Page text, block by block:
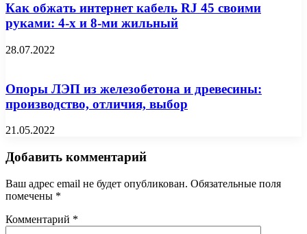
Как обжать интернет кабель RJ 45 своими
руками: 4-х и 8-ми жильный
28.07.2022
Опоры ЛЭП из железобетона и древесины:
производство, отличия, выбор
21.05.2022
Добавить комментарий
Ваш адрес email не будет опубликован. Обязательные поля
помечены *
Комментарий *